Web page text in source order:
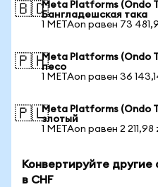
🇧🇩Meta Platforms (Ondo
Бангладешская така
1 METAon равен 73
🇵🇭Meta Platforms (Ondo
песо
1 METAon равен 36
🇵🇱Meta Platforms (Ondo
злотый
1 METAon равен 2 211,98
Конвертируйте
в CHF